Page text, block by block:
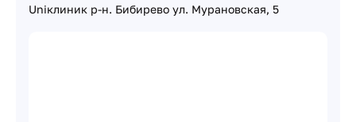
Uniклиник р-н. Бибирево ул. Мурановская, 5